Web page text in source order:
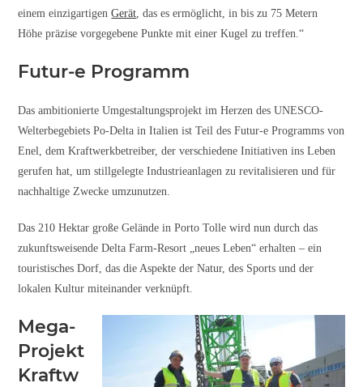
einem einzigartigenGerät , das es ermöglicht, in bis zu 75 Metern
Höhe präzise vorgegebene Punkte mit einer Kugel zu treffen.“
Futur-e Programm
Das ambitionierte Umgestaltungsprojekt im Herzen des UNESCO-
Welterbegebiets Po-Delta in Italien ist Teil des Futur-e Programms von
Enel, dem Kraftwerkbetreiber, der verschiedene Initiativen ins Leben
gerufen hat, um stillgelegte Industrieanlagen zu revitalisieren und für
nachhaltige Zwecke umzunutzen.
Das 210 Hektar große Gelände in Porto Tolle wird nun durch das
zukunftsweisende Delta Farm-Resort „neues Leben“ erhalten – ein
touristisches Dorf, das die Aspekte der Natur, des Sports und der
lokalen Kultur miteinander verknüpft.
Mega-
Projekt
Kraftw